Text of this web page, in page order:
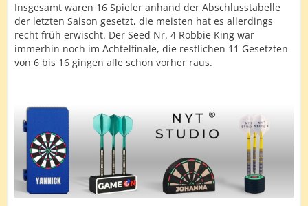
Insgesamt waren 16 Spieler anhand der Abschlusstabelle
der letzten Saison gesetzt, die meisten hat es allerdings
recht früh erwischt. Der Seed Nr. 4 Robbie King war
immerhin noch im Achtelfinale, die restlichen 11 Gesetzten
von 6 bis 16 gingen alle schon vorher raus.